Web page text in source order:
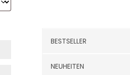
BESTSELLER
NEUHEITEN